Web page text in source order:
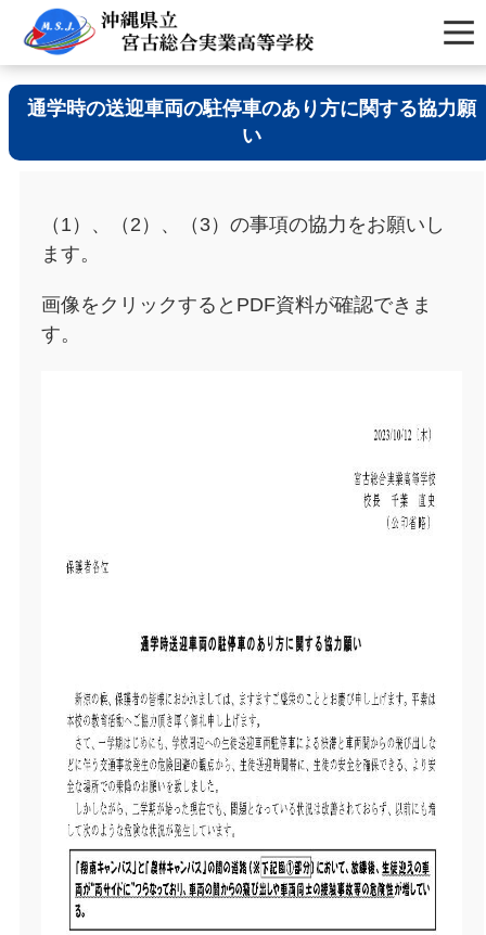
通学時の送迎車両の駐停車のあり方に関する協力願
い
（1）、（2）、（3）の事項の協力をお願いし
ます。
画像をクリックするとPDF資料が確認できま
す。